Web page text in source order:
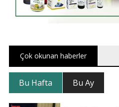
Çok okunan haberler
Bu Hafta Bu Ay